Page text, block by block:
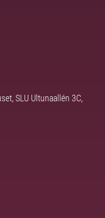
SLU Ultunaallén 3C,